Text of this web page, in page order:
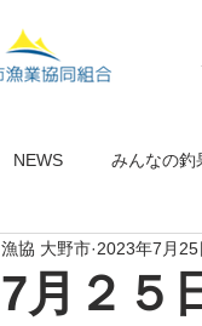
NEWS みんなの釣
7月２５
漁協 大野市 2023年7月25